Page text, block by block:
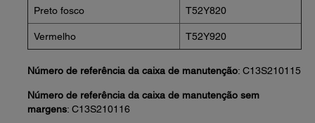
Preto fosco T52Y820
Vermelho T52Y920
Número de referência da caixa de manutenção: C13S210115
Número de referência da caixa de manutenção sem
margens: C13S210116